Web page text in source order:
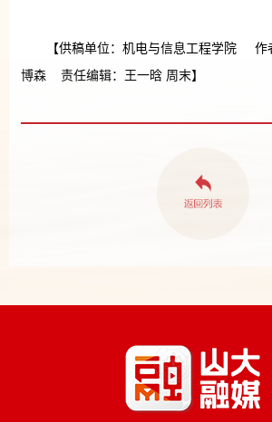
【供稿单位：机电与信息工程学院 作
博森 责任编辑：王一晗 周末】